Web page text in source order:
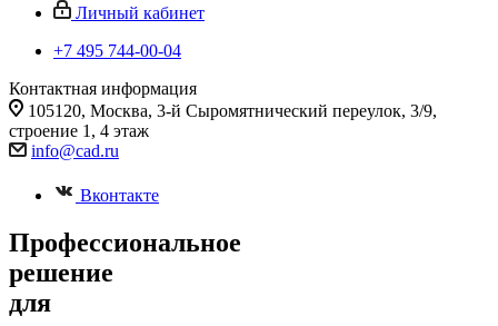
Личный кабинет
+7 495 744-00-04
Контактная информация
105120, Москва, 3-й Сыромятнический переулок, 3/9,
строение 1, 4 этаж
info@cad.ru
Вконтакте
Профессиональное
решение
для